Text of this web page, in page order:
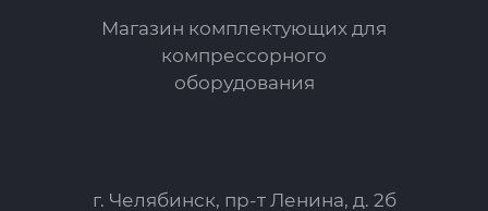
Магазин комплектующих для
компрессорного
оборудования
г. Челябинск, пр-т Ленина, д. 2б